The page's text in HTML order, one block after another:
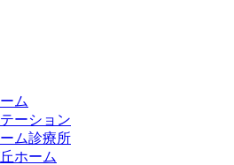
ム
ーション
ム診療所
ホーム